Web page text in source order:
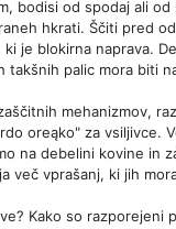
bodisi od spodaj ali od
hkrati. Ščiti pred
ki je blokirna naprava.
takšnih palic mora biti
mehanizmov,
oreąko" za vsiljivce.
na debelini kovine in
več vprašanj, ki jih
Kako so razporejeni